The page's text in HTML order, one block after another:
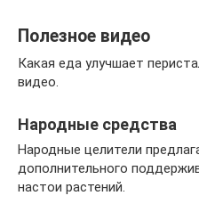
Полезное видео
Какая еда улучшает
видео.
Народные средства
Народные целители
дополнительного
настои растений.